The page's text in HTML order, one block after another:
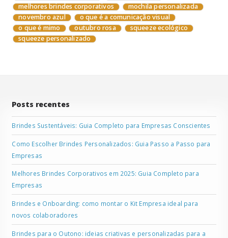
melhores brindes corporativos
mochila personalizada
novembro azul
o que é a comunicação visual
o que é mimo
outubro rosa
squeeze ecológico
squeeze personalizado
Posts recentes
Brindes Sustentáveis: Guia Completo para Empresas Conscientes
Como Escolher Brindes Personalizados: Guia Passo a Passo para
Empresas
Melhores Brindes Corporativos em 2025: Guia Completo para
Empresas
Brindes e Onboarding: como montar o Kit Empresa ideal para
novos colaboradores
Brindes para o Outono: ideias criativas e personalizadas para a